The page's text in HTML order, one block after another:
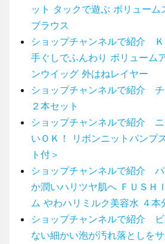
ット タックで遊ぶ ボリューム
ブラウス
ショップチャンネルで紹介
手ぐしでふんわり ボリューム
ンウイッグ 外はねレイヤー
ショップチャンネルで紹介
２本セット
ショップチャンネルで紹介
いＯＫ！ リボンニットパンプ
ト付＞
ショップチャンネルで紹介
か潤いハリツヤ肌へ ＦＵＳＨ
ム やわハリミルク美容水 ４本
ショップチャンネルで紹介 ビ
ない細かい泡が汚れ落としを